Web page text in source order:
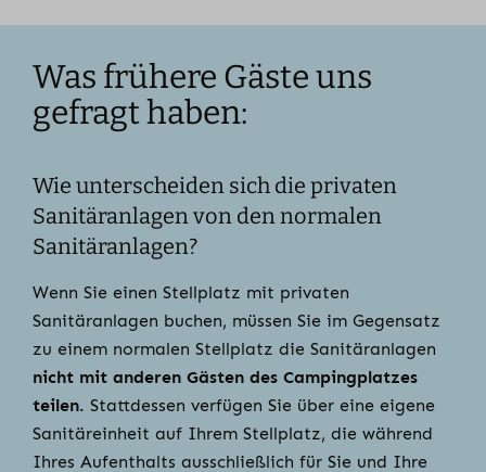
Was frühere Gäste uns
gefragt haben:
Wie unterscheiden sich die privaten
Sanitäranlagen von den normalen
Sanitäranlagen?
Wenn Sie einen Stellplatz mit privaten
Sanitäranlagen buchen, müssen Sie im Gegensatz
zu einem normalen Stellplatz die Sanitäranlagen
nicht mit anderen Gästen des Campingplatzes
teilen. Stattdessen verfügen Sie über eine eigene
Sanitäreinheit auf Ihrem Stellplatz, die während
Ihres Aufenthalts ausschließlich für Sie und Ihre